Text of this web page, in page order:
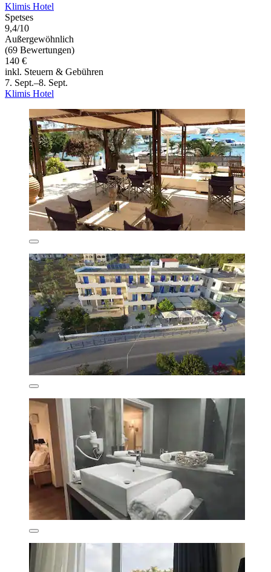
Klimis Hotel
Spetses
9,4/10
Außergewöhnlich
(69 Bewertungen)
140 €
inkl. Steuern & Gebühren
7. Sept.–8. Sept.
Klimis Hotel